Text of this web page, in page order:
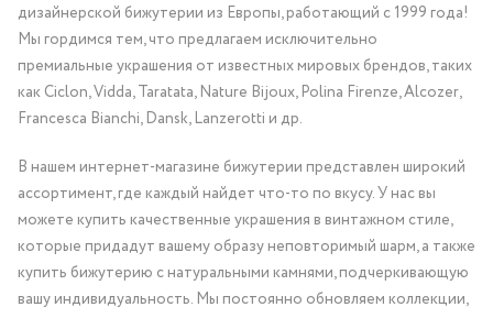
дизайнерской бижутерии из Европы, работающий с 1999 года!
Мы гордимся тем, что предлагаем исключительно
премиальные украшения от известных мировых брендов, таких
как Ciclon, Vidda, Taratata, Nature Bijoux, Polina Firenze, Alcozer,
Francesca Bianchi, Dansk, Lanzerotti и др.
В нашем интернет-магазине бижутерии представлен широкий
ассортимент, где каждый найдет что-то по вкусу. У нас вы
можете купить качественные украшения в винтажном стиле,
которые придадут вашему образу неповторимый шарм, а также
купить бижутерию с натуральными камнями, подчеркивающую
вашу индивидуальность. Мы постоянно обновляем коллекции,